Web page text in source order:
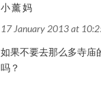
小薰妈
17 January 2013 at
如果不要去那么多寺庙
吗？